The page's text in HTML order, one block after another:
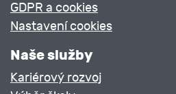
GDPR a cookies
Nastavení cookies
Naše služby
Kariérový rozvoj